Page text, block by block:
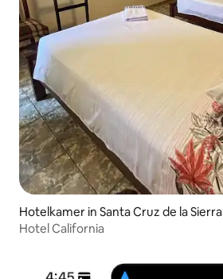
Hotelkamer in Santa Cruz de la Sierra
Hotel California